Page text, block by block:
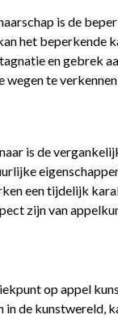
is de
het beperkende
en gebrek
wegen te
is de
een tijdelijk
zijn van
op appel
de kunstwereld,